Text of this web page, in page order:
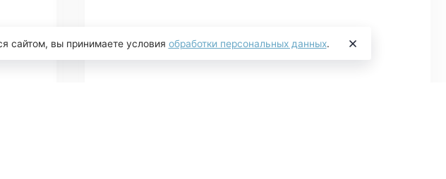
сайтом, вы принимаете условия обработки персональных данных.